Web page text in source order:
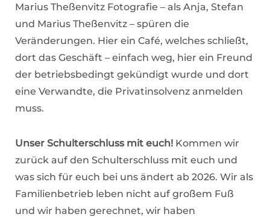
Marius Theßenvitz Fotografie – als Anja, Stefan
und Marius Theßenvitz – spüren die
Veränderungen. Hier ein Café, welches schließt,
dort das Geschäft – einfach weg, hier ein Freund
der betriebsbedingt gekündigt wurde und dort
eine Verwandte, die Privatinsolvenz anmelden
muss.
Unser Schulterschluss mit euch! Kommen wir
zurück auf den Schulterschluss mit euch und
was sich für euch bei uns ändert ab 2026. Wir als
Familienbetrieb leben nicht auf großem Fuß
und wir haben gerechnet, wir haben